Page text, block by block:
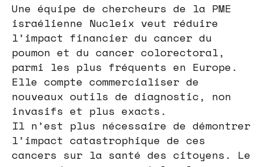
Une équipe de chercheurs de la PME
israélienne Nucleix veut réduire
l’impact financier du cancer du
poumon et du cancer colorectoral,
parmi les plus fréquents en Europe.
Elle compte commercialiser de
nouveaux outils de diagnostic, non
invasifs et plus exacts.
Il n’est plus nécessaire de démontrer
l’impact catastrophique de ces
cancers sur la santé des citoyens. Le